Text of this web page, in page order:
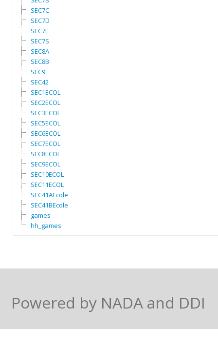
SEC7C
SEC7D
SEC7E
SEC7S
SEC8A
SEC8B
SEC9
SEC42
SEC1ECOL
SEC2ECOL
SEC3ECOL
SEC5ECOL
SEC6ECOL
SEC7ECOL
SEC8ECOL
SEC9ECOL
SEC10ECOL
SEC11ECOL
SEC41AEcole
SEC41BEcole
games
hh_games
Powered by NADA and DDI